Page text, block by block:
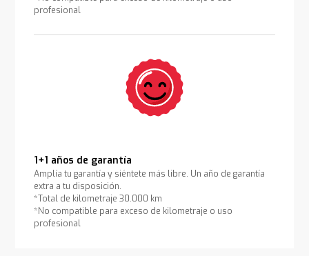
profesional
1+1 años de garantía
Amplía tu garantía y siéntete más libre. Un año de garantía
extra a tu disposición.
*Total de kilometraje 30.000 km
*No compatible para exceso de kilometraje o uso
profesional